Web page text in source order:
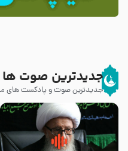
جدیدترین صوت ها
جدیدترین صوت و پادکست های